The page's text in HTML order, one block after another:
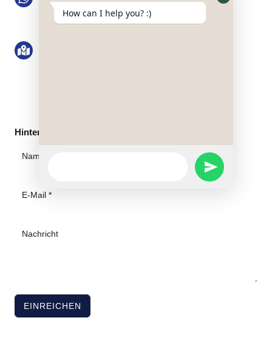
Anschrift: Nr. 2101, 21/F, Bolong Building,
Hinterlassen Sie eine Nachricht
EINREICHEN
How can I help you? :)
SEND